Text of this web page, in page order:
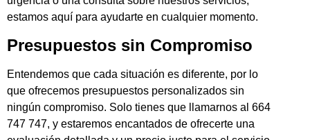
estamos aquí para ayudarte en cualquier momento.
Presupuestos sin Compromiso
Entendemos que cada situación es diferente, por lo
que ofrecemos presupuestos personalizados sin
ningún compromiso. Solo tienes que llamarnos al 664
747 747, y estaremos encantados de ofrecerte una